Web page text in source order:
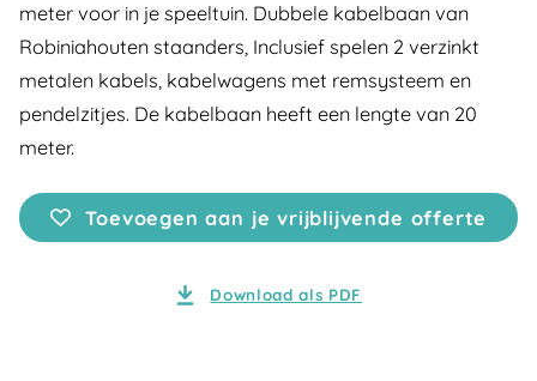
meter voor in je speeltuin. Dubbele kabelbaan van
Robiniahouten staanders, Inclusief spelen 2 verzinkt
metalen kabels, kabelwagens met remsysteem en
pendelzitjes. De kabelbaan heeft een lengte van 20
meter.
Toevoegen aan je vrijblijvende offerte
Download als PDF